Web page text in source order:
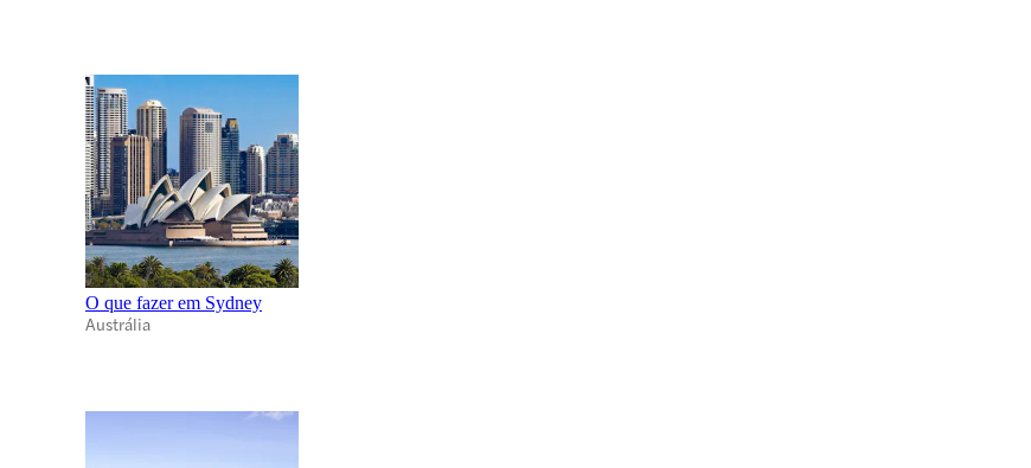
O que fazer em Sydney
Austrália